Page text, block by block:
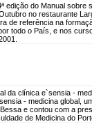
edição do Manual sobre
no restaurante
de referência na
todo o País, e nos
da clínica e`sensia -
- medicina global,
e contou com a
de Medicina do